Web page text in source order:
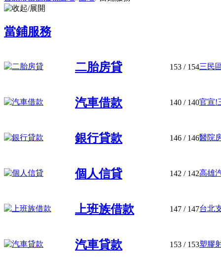
當鋪服務
二胎房貸 153 / 154三民
汽車借款 140 / 140官宣!
銀行貸款 146 / 146醫院
個人信貸 142 / 142高雄
上班族借款 147 / 147台北
汽車貸款 153 / 153塑膠